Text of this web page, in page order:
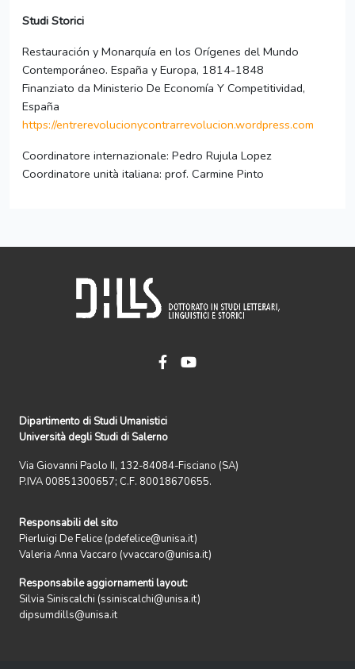
Studi Storici
Restauración y Monarquía en los Orígenes del Mundo
Contemporáneo. España y Europa, 1814-1848
Finanziato da Ministerio De Economía Y Competitividad,
España
https://entrerevolucionycontrarrevolucion.wordpress.com
Coordinatore internazionale: Pedro Rujula Lopez
Coordinatore unità italiana: prof. Carmine Pinto
Dipartimento di Studi Umanistici
Università degli Studi di Salerno
Via Giovanni Paolo II, 132-84084-Fisciano (SA)
P.IVA 00851300657; C.F. 80018670655.
Responsabili del sito
Pierluigi De Felice (pdefelice@unisa.it)
Valeria Anna Vaccaro (vvaccaro@unisa.it)
Responsabile aggiornamenti layout:
Silvia Siniscalchi (ssiniscalchi@unisa.it)
dipsumdills@unisa.it